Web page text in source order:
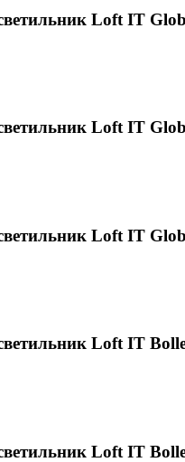
Loft IT
Loft IT
Loft IT
Loft IT
Loft IT